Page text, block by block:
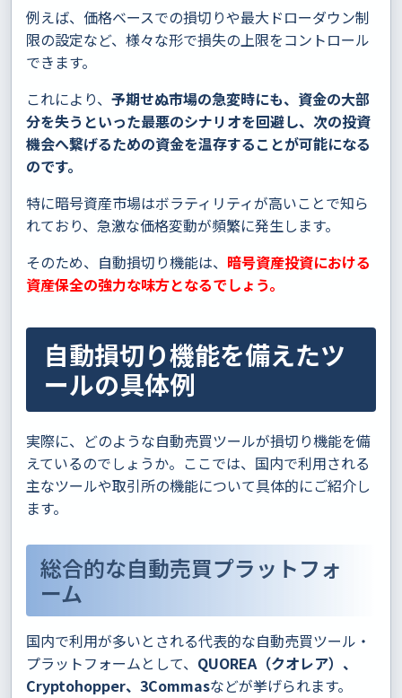
例えば、価格ベースでの損切りや最大ドローダウン制
限の設定など、様々な形で損失の上限をコントロール
できます。
これにより、 予期せぬ市場の急変時にも、資金の大部
分を失うといった最悪のシナリオを回避し、次の投資
機会へ繋げるための資金を温存することが可能になる
のです。
特に暗号資産市場はボラティリティが高いことで知ら
れており、急激な価格変動が頻繁に発生します。
そのため、自動損切り機能は、 暗号資産投資における
資産保全の強力な味方となるでしょう。
自動損切り機能を備えたツ
ールの具体例
実際に、どのような自動売買ツールが損切り機能を備
えているのでしょうか。ここでは、国内で利用される
主なツールや取引所の機能について具体的にご紹介し
ます。
総合的な自動売買プラットフォ
ーム
国内で利用が多いとされる代表的な自動売買ツール・
プラットフォームとして、 QUOREA（クオレア）、
Cryptohopper、3Commasなどが挙げられます。